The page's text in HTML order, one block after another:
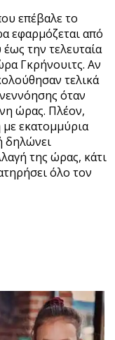
επέβαλε το
εφαρμόζεται από
την τελευταία
Γκρήνουιτς. Αν
τελικά
όταν
ώρας. Πλέον,
εκατομμύρια
δηλώνει
της ώρας, κάτι
όλο τον